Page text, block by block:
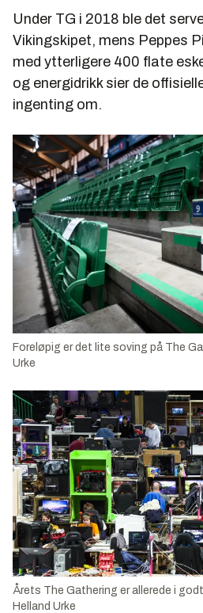
Under TG i 2018 ble det
Vikingskipet, mens Peppes
med ytterligere 400 flate
og energidrikk sier de
ingenting om.
Foreløpig er det lite soving på The
Urke
Årets The Gathering er allerede i
Helland Urke